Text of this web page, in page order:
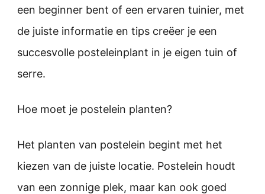
een beginner bent of een ervaren tuinier, met
de juiste informatie en tips creëer je een
succesvolle posteleinplant in je eigen tuin of
serre.
Hoe moet je postelein planten?
Het planten van postelein begint met het
kiezen van de juiste locatie. Postelein houdt
van een zonnige plek, maar kan ook goed